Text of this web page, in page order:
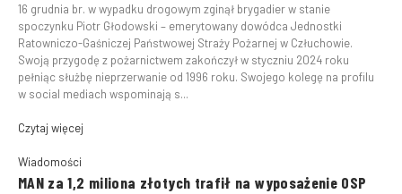
16 grudnia br. w wypadku drogowym zginął brygadier w stanie
spoczynku Piotr Głodowski – emerytowany dowódca Jednostki
Ratowniczo-Gaśniczej Państwowej Straży Pożarnej w Człuchowie.
Swoją przygodę z pożarnictwem zakończył w styczniu 2024 roku
pełniąc służbę nieprzerwanie od 1996 roku. Swojego kolegę na profilu
w social mediach wspominają s...
Czytaj więcej
Wiadomości
MAN za 1,2 miliona złotych trafił na wyposażenie OSP